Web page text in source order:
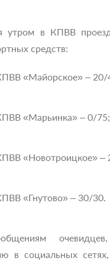
утром в КПВВ
средств:
«Майорское» – 20/
«Марьинка» – 0/75;
«Новотроицкое» –
«Гнутово» – 30/30.
в социальных